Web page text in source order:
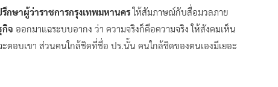
กษาผู้ว่าราชการกรุงเทพมหานครให้สัมภาษณ์กับสื่อมวลภาย
กิจ ออกมาแฉระบบอากง ว่า ความจริงก็คือความจริง ให้สังคมเห็น
ตอบเขา ส่วนคนใกล้ชิดที่ชื่อ ปร.นั้น คนใกล้ชิดของตนเองมีเยอะ